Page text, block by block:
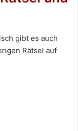
gibt es auch
Rätsel auf